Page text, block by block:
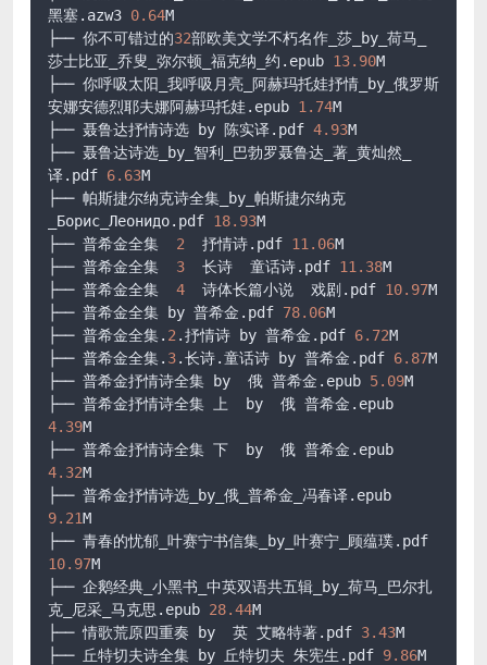
黑塞.azw3 0.64M
├── 你不可错过的32部欧美文学不朽名作_莎_by_荷马_
莎士比亚_乔叟_弥尔顿_福克纳_约.epub 13.90M
├── 你呼吸太阳_我呼吸月亮_阿赫玛托娃抒情_by_俄罗斯
安娜安德烈耶夫娜阿赫玛托娃.epub 1.74M
├── 聂鲁达抒情诗选 by 陈实译.pdf 4.93M
├── 聂鲁达诗选_by_智利_巴勃罗聂鲁达_著_黄灿然_
译.pdf 6.63M
├── 帕斯捷尔纳克诗全集_by_帕斯捷尔纳克
_Борис_Леонидо.pdf 18.93M
├── 普希金全集 2
  抒情诗.pdf
11.06M
├── 普希金全集 3
  长诗  童话诗.pdf
11.38M
├── 普希金全集 4
  诗体长篇小说  戏剧.pdf
10.97M
├── 普希金全集 by 普希金.pdf 78.06M
├── 普希金全集. 2 .抒情诗 by 普希金.pdf 6.72M
├── 普希金全集. 3.长诗.童话诗 by 普希金.pdf 6.87M
├── 普希金抒情诗全集 by  俄 普希金.epub 5.09M
4.39M
4.32M
9.21M
10.97M
├── 企鹅经典_小黑书_中英双语共五辑_by_荷马_巴尔扎
克_尼采_马克思.epub 28.44M
├── 情歌荒原四重奏 by  英 艾略特著.pdf 3.43M
├── 丘特切夫诗全集 by 丘特切夫 朱宪生.pdf 9.86M